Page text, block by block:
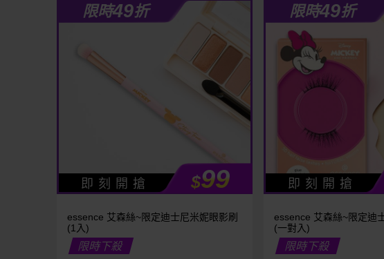
限時49折
即 刻 開 搶 $99
essence 艾森絲~限定迪士尼米妮眼影刷
(1入)
限時下殺
限時49折
即 刻 開 搶
essence 艾森絲~限定迪
(一對入)
限時下殺